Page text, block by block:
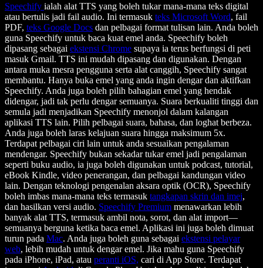
Speechify ialah alat TTS yang boleh tukar mana-mana teks digital
atau bertulis jadi fail audio. Ini termasuk teks Microsoft Word, fail
PDF, teks Google Docs dan pelbagai format tulisan lain. Anda boleh
guna Speechify untuk baca kuat emel anda. Speechify boleh
dipasang sebagai ekstensi Chrome supaya ia terus berfungsi di peti
masuk Gmail. TTS ini mudah dipasang dan digunakan. Dengan
antara muka mesra pengguna serta alat canggih, Speechify sangat
membantu. Hanya buka emel yang anda ingin dengar dan aktifkan
Speechify. Anda juga boleh pilih bahagian emel yang hendak
didengar, jadi tak perlu dengar semuanya. Suara berkualiti tinggi dan
semula jadi menjadikan Speechify menonjol dalam kalangan
aplikasi TTS lain. Pilih pelbagai suara, bahasa, dan loghat berbeza.
Anda juga boleh laras kelajuan suara hingga maksimum 5x.
Terdapat pelbagai ciri lain untuk anda sesuaikan pengalaman
mendengar. Speechify bukan sekadar tukar emel jadi pengalaman
seperti buku audio, ia juga boleh digunakan untuk podcast, tutorial,
eBook Kindle, video penerangan, dan pelbagai kandungan video
lain. Dengan teknologi pengenalan aksara optik (OCR), Speechify
boleh imbas mana-mana teks termasuk tangkapan skrin dan imej,
dan hasilkan versi audio. Speechify Premium menawarkan lebih
banyak alat TTS, termasuk ambil nota, sorot, dan alat import—
semuanya berguna ketika baca emel. Aplikasi ini juga boleh dimuat
turun pada Mac. Anda juga boleh guna sebagai ekstensi pelayar
web, lebih mudah untuk dengar emel. Jika mahu guna Speechify
pada iPhone, iPad, atau peranti iOS, cari di App Store. Terdapat